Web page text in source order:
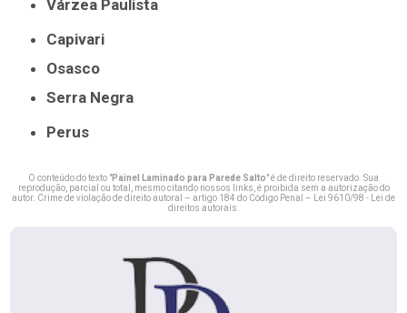
Várzea Paulista
Capivari
Osasco
Serra Negra
Perus
O conteúdo do texto "Painel Laminado para Parede Salto" é de direito reservado. Sua
reprodução, parcial ou total, mesmo citando nossos links, é proibida sem a autorização do
autor. Crime de violação de direito autoral – artigo 184 do Código Penal –
Lei 9610/98 - Lei de
direitos autorais